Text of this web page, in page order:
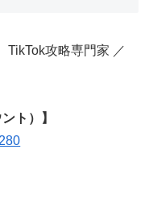
TikTok攻略専門家 ／
ト）】